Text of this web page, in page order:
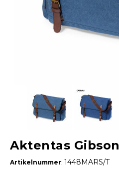
Aktentas Gibson
Artikelnummer: 1448MARS/T